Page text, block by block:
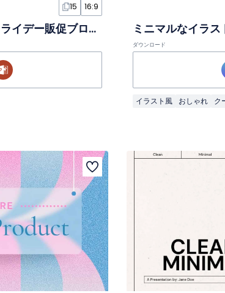
15 16:9
90年代レトロなブラックフライデー販促ブロシュアスライド
ダウンロード
イラスト風 おしゃれ ク